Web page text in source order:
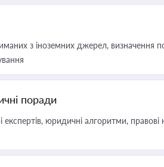
з іноземних джерел, визначення
поради
юридичні алгоритми, правові